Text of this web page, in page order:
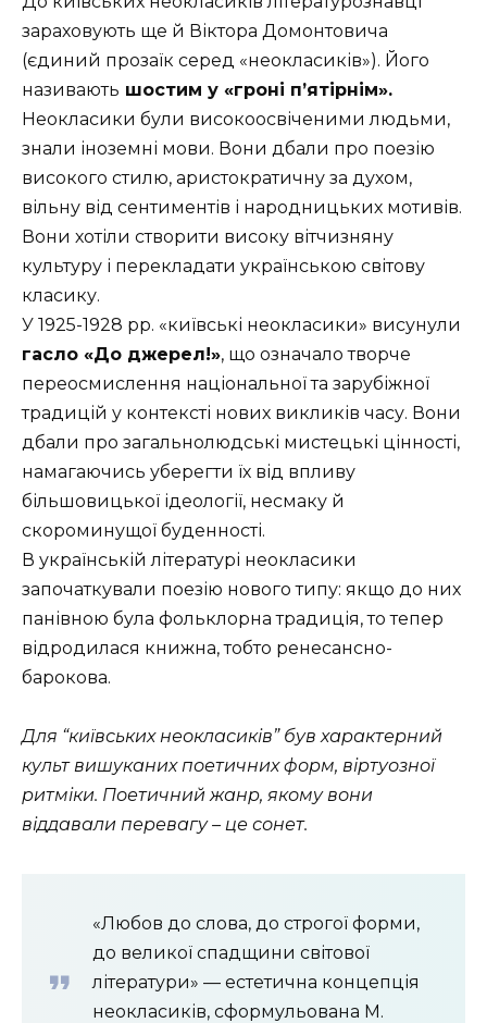
зараховують ще й Віктора Домонтовича
(єдиний прозаїк серед «неокласиків»). Його
називають шостим у «гроні п’ятірнім».
Неокласики були високоосвіченими людьми,
знали іноземні мови. Вони дбали про поезію
високого стилю, аристократичну за духом,
вільну від сентиментів і народницьких мотивів.
Вони хотіли створити високу вітчизняну
культуру і перекладати українською світову
класику.
У 1925-1928 рр. «київські неокласики» висунули
гасло «До джерел!», що означало творче
переосмислення національної та зарубіжної
традицій у контексті нових викликів часу. Вони
дбали про загальнолюдські мистецькі цінності,
намагаючись уберегти їх від впливу
більшовицької ідеології, несмаку й
скороминущої буденності.
В українській літературі неокласики
започаткували поезію нового типу: якщо до них
панівною була фольклорна традиція, то тепер
відродилася книжна, тобто ренесансно-
барокова.
Для “київських неокласиків” був характерний
культ вишуканих поетичних форм, віртуозної
ритміки. Поетичний жанр, якому вони
віддавали перевагу – це сонет.
«Любов до слова, до строгої форми,
до великої спадщини світової
літератури» — естетична концепція
неокласиків, сформульована М.